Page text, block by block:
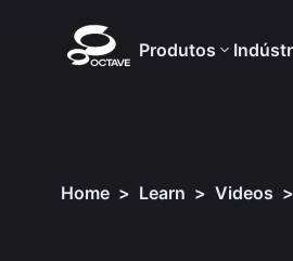
Produtos
Home > Learn > Videos >